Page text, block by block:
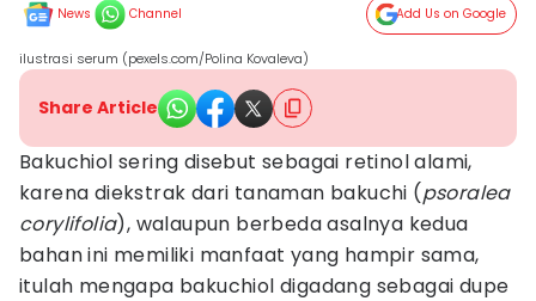
News Channel Add Us on Google
ilustrasi serum (pexels.com/Polina Kovaleva)
Share Article
Bakuchiol sering disebut sebagai retinol alami,
karena diekstrak dari tanaman bakuchi (psoralea
corylifolia), walaupun berbeda asalnya kedua
bahan ini memiliki manfaat yang hampir sama,
itulah mengapa bakuchiol digadang sebagai dupe